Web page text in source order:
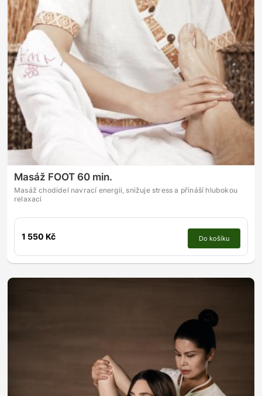
Masáž FOOT 60 min.
Masáž chodidel navrací energii, snižuje stress a přináší hlubokou
relaxaci
1 550 Kč Do košíku